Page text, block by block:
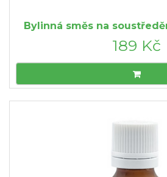
Bylinná směs na
189 Kč